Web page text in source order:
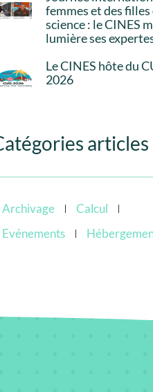
femmes et des filles
science : le CINES
lumière ses
Le CINES hôte du
2026
articles
Archivage
Calcul
Evénements